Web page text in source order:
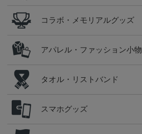
コラボ・メモリアルグッズ
アパレル・ファッション小物
タオル・リストバンド
スマホグッズ